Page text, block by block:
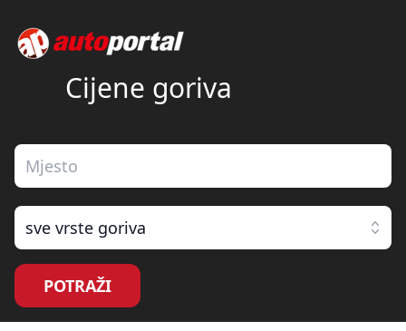
Cijene goriva
sve vrste goriva
POTRAŽI